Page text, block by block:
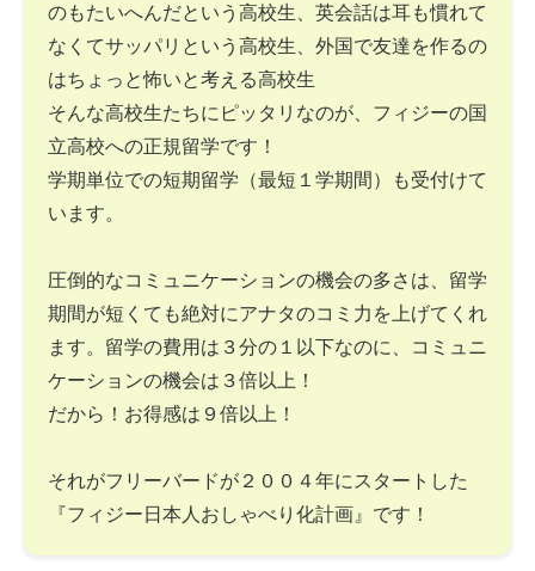
のもたいへんだという高校生、英会話は耳も慣れて
なくてサッパリという高校生、外国で友達を作るの
はちょっと怖いと考える高校生
そんな高校生たちにピッタリなのが、フィジーの国
立高校への正規留学です！
学期単位での短期留学（最短１学期間）も受付けて
います。
圧倒的なコミュニケーションの機会の多さは、留学
期間が短くても絶対にアナタのコミ力を上げてくれ
ます。留学の費用は３分の１以下なのに、コミュニ
ケーションの機会は３倍以上！
だから！お得感は９倍以上！
それがフリーバードが２００４年にスタートした
『フィジー日本人おしゃべり化計画』です！